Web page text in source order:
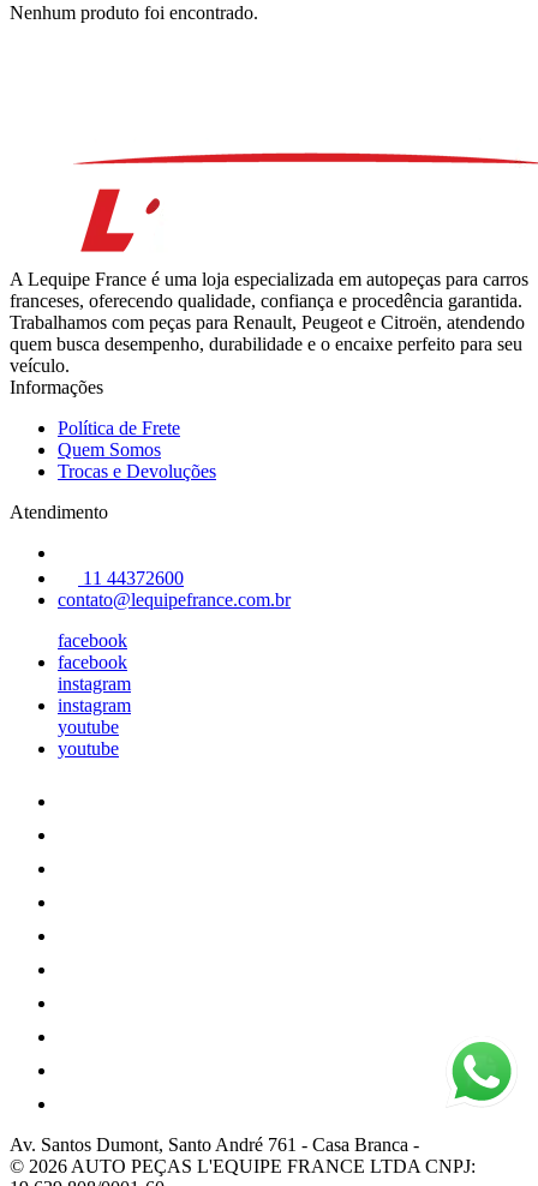
Nenhum produto foi encontrado.
A Lequipe France é uma loja especializada em autopeças para carros
franceses, oferecendo qualidade, confiança e procedência garantida.
Trabalhamos com peças para Renault, Peugeot e Citroën, atendendo
quem busca desempenho, durabilidade e o encaixe perfeito para seu
veículo.
Informações
Política de Frete
Quem Somos
Trocas e Devoluções
Atendimento
11 44372600
contato@lequipefrance.com.br
facebook
facebook
instagram
instagram
youtube
youtube
Av. Santos Dumont, Santo André 761 - Casa Branca -
© 2026 AUTO PEÇAS L'EQUIPE FRANCE LTDA CNPJ: